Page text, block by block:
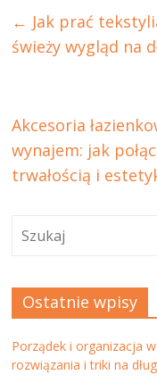
← Jak prać
świeży wygląd na
Akcesoria
wynajem: jak
trwałością i
Ostatnie wpisy
Porządek i organizacja
rozwiązania i triki na